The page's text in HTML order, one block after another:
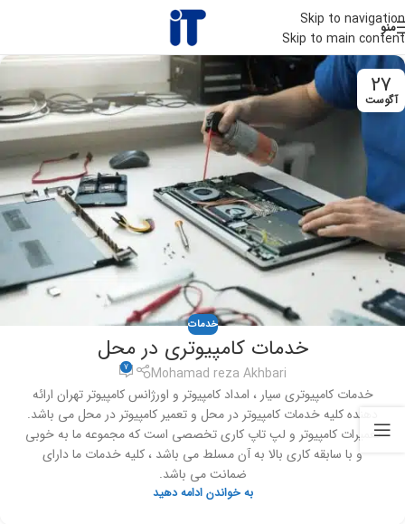
Skip to navigation
Skip to main content
منو
27
آگوست
خدمات
خدمات کامپیوتری در محل
Mohamad reza Akhbari
7
خدمات کامپیوتری سیار ، امداد کامپیوتر و اورژانس کامپیوتر تهران ارائه
دهنده کلیه خدمات کامپیوتر در محل و تعمیر کامپیوتر در محل می باشد.
تعمیرات کامپیوتر و لپ تاپ کاری تخصصی است که مجموعه ما به خوبی
و با سابقه کاری بالا به آن مسلط می باشد ، کلیه خدمات ما دارای
ضمانت می باشد.
به خواندن ادامه دهید